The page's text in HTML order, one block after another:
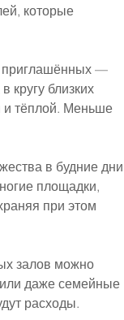
которые
приглашённых —
близких
и тёплой. Меньше
в будние дни
площадки,
при этом
залов можно
даже семейные
расходы.